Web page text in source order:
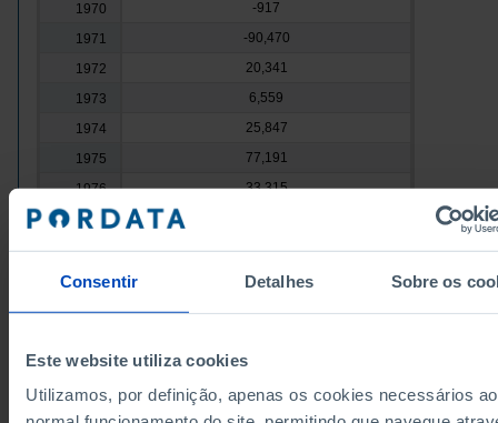
Consentir Detalhes Sobre os
Este website utiliza cookies
Utilizamos, por definição, apenas os cookies necessários ao
1970
-917
1971
-90,470
1972
20,341
1973
6,559
1974
25,847
1975
77,191
1976
33,315
1977
1978
60,639
1979
80,804
1980
1982
1983
61,539
Sources/Entities: DGPJ/MJ, PORDATA